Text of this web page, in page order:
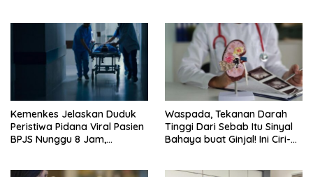
Kemenkes Jelaskan Duduk
Peristiwa Pidana Viral Pasien
BPJS Nunggu 8 Jam,
Waspada, Tekanan Darah
Tinggi Dari Sebab Itu Sinyal
Bahaya buat Ginjal! Ini Ciri-